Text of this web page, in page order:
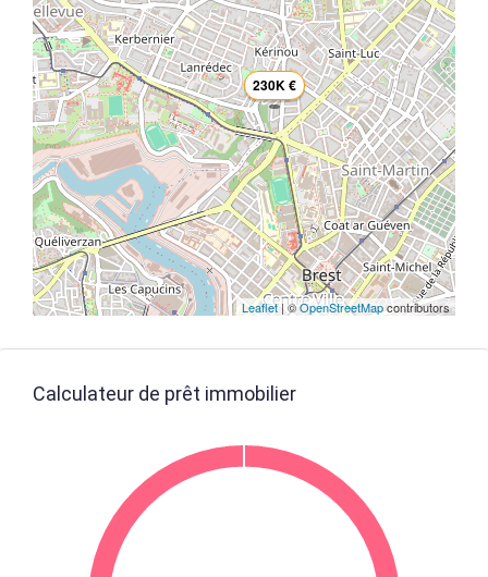
230K €
Leaflet| ©OpenStreetMapcontributors
Calculateur de prêt immobilier